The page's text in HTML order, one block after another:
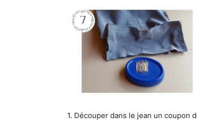
1. Découper dans le jean un coupon